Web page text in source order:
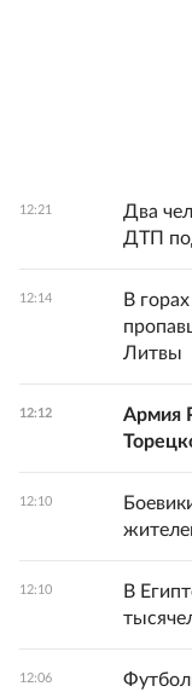
12:21
Два
ДТП
12:14
В
Литвы
12:12
Армия
12:10
12:10
В
12:06